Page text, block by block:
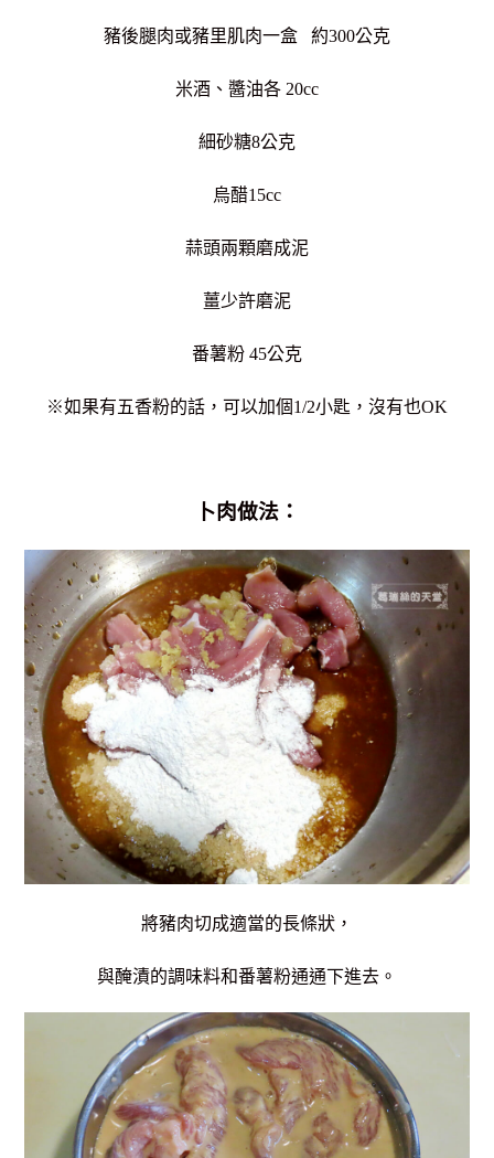
豬後腿肉或豬里肌肉一盒 約300公克
米酒、醬油各 20cc
細砂糖8公克
烏醋15cc
蒜頭兩顆磨成泥
薑少許磨泥
番薯粉 45公克
※如果有五香粉的話，可以加個1/2小匙，沒有也OK
卜肉做法：
將豬肉切成適當的長條狀，
與醃漬的調味料和番薯粉通通下進去。